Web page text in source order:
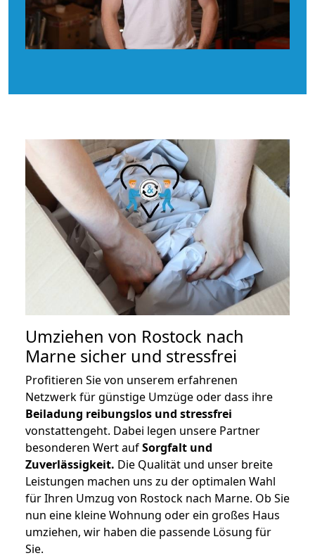
Umziehen von Rostock nach
Marne sicher und stressfrei
Profitieren Sie von unserem erfahrenen
Netzwerk für günstige Umzüge oder dass ihre
Beiladung reibungslos und stressfrei
vonstattengeht. Dabei legen unsere Partner
besonderen Wert aufSorgfalt und
Zuverlässigkeit. Die Qualität und unser breite
Leistungen machen uns zu der optimalen Wahl
für Ihren Umzug von Rostock nach Marne. Ob Sie
nun eine kleine Wohnung oder ein großes Haus
umziehen, wir haben die passende Lösung für
Sie.